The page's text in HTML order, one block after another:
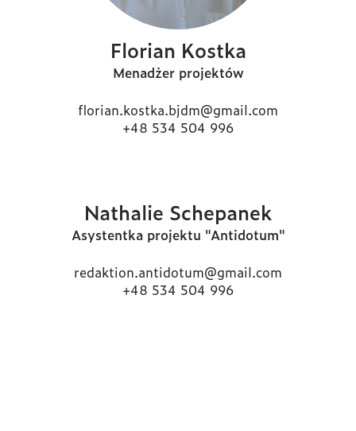
Florian Kostka
Menadżer projektów
florian.kostka.bjdm@gmail.com
+48 534 504 996
Nathalie Schepanek
Asystentka projektu "Antidotum"
redaktion.antidotum@gmail.com
+48 534 504 996